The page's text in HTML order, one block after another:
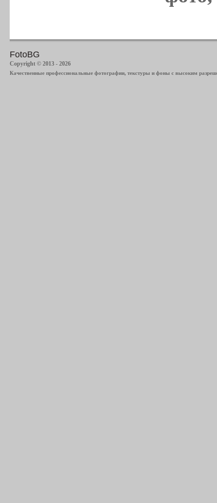
FotoBG
Copyright © 2013 - 2026
Качественные профессиональные фотографии, текстуры и фоны с высоким